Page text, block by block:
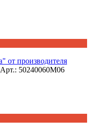
Арт.: 50240060М06